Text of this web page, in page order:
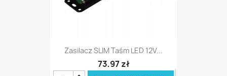
Zasilacz SLIM Taśm LED 12V...
73,97 zł